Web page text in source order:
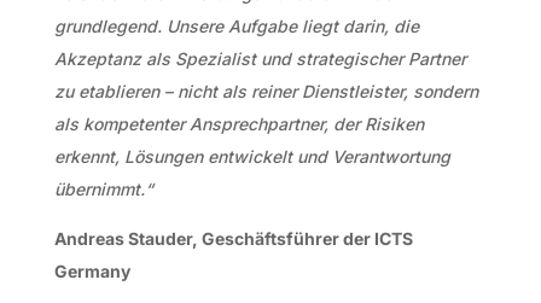
grundlegend. Unsere Aufgabe liegt darin, die
Akzeptanz als Spezialist und strategischer Partner
zu etablieren – nicht als reiner Dienstleister, sondern
als kompetenter Ansprechpartner, der Risiken
erkennt, Lösungen entwickelt und Verantwortung
übernimmt.“
Andreas Stauder, Geschäftsführer der ICTS
Germany